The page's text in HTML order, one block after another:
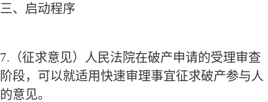
三、启动程序
7. （征求意见）人民法院在破产申请的受理审查
阶段，可以就适用快速审理事宜征求破产参与人
的意见。